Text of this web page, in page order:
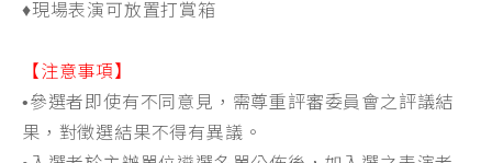
♦現場表演可放置打賞箱
【注意事項】
•參選者即使有不同意見，需尊重評審委員會之評議結
果，對徵選結果不得有異議。